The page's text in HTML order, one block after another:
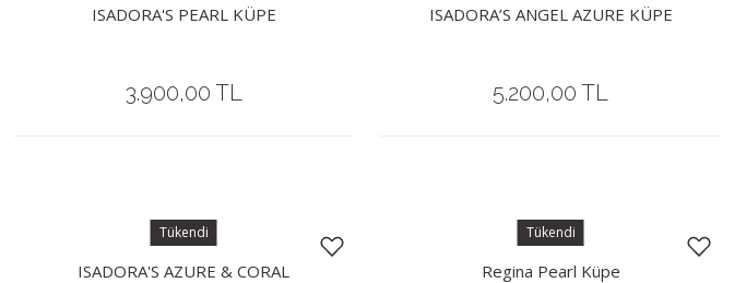
ISADORA'S PEARL KÜPE
3.900,00 TL
ISADORA’S ANGEL AZURE KÜPE
5.200,00 TL
Tükendi
ISADORA'S AZURE & CORAL
Tükendi
Regina Pearl Küpe